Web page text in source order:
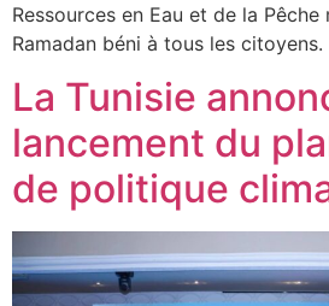
Ressources en Eau et de la
Ramadan béni à tous les citoyens.
La Tunisie
lancement du
de politique